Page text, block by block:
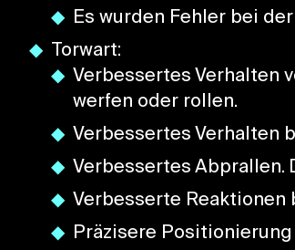
Es wurden Fehler bei
Torwart:
Verbessertes Verhalten
werfen oder rollen.
Verbessertes Verhalten
Verbessertes Abprallen.
Verbesserte Reaktionen
Präzisere